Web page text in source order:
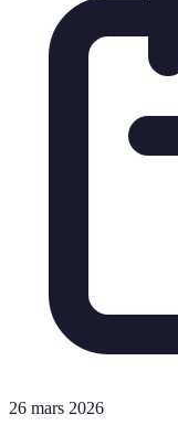
26 mars 2026